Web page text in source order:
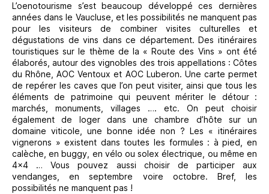
L’oenotourisme s’est beaucoup développé ces dernières
années dans le Vaucluse, et les possibilités ne manquent pas
pour les visiteurs de combiner visites culturelles et
dégustations de vins dans ce département. Des itinéraires
touristiques sur le thème de la « Route des Vins » ont été
élaborés, autour des vignobles des trois appellations : Côtes
du Rhône, AOC Ventoux et AOC Luberon. Une carte permet
de repérer les caves que l’on peut visiter, ainsi que tous les
éléments de patrimoine qui peuvent mériter le détour :
marchés, monuments, villages …. etc. On peut choisir
également de loger dans une chambre d’hôte sur un
domaine viticole, une bonne idée non ? Les « itinéraires
vignerons » existent dans toutes les formules : à pied, en
calèche, en buggy, en vélo ou solex électrique, ou même en
4×4 … Vous pouvez aussi choisir de participer aux
vendanges, en septembre voire octobre. Bref, les
possibilités ne manquent pas !